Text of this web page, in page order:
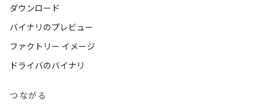
ダウンロード
バイナリのプレビュー
ファクトリー イメージ
ドライバのバイナリ
つながる